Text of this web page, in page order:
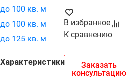
В избранное
К сравнению
Заказать
консультацию
до 100 кв. м
до 100 кв. м
до 125 кв. м
Характеристики